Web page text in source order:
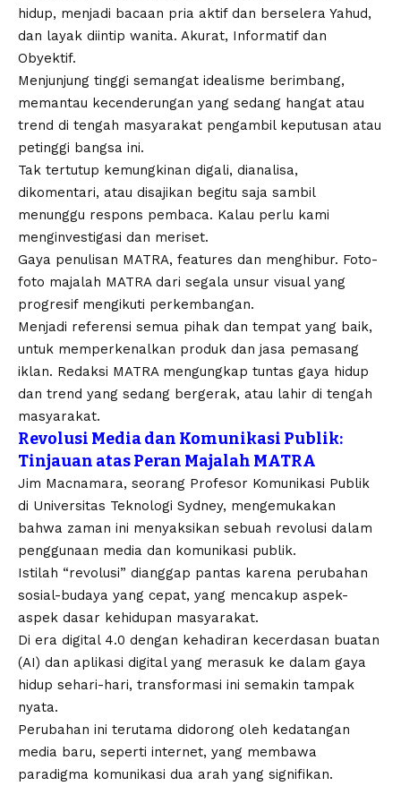
hidup, menjadi bacaan pria aktif dan berselera Yahud,
dan layak diintip wanita. Akurat, Informatif dan
Obyektif.
Menjunjung tinggi semangat idealisme berimbang,
memantau kecenderungan yang sedang hangat atau
trend di tengah masyarakat pengambil keputusan atau
petinggi bangsa ini.
Tak tertutup kemungkinan digali, dianalisa,
dikomentari, atau disajikan begitu saja sambil
menunggu respons pembaca. Kalau perlu kami
menginvestigasi dan meriset.
Gaya penulisan MATRA, features dan menghibur. Foto-
foto majalah MATRA dari segala unsur visual yang
progresif mengikuti perkembangan.
Menjadi referensi semua pihak dan tempat yang baik,
untuk memperkenalkan produk dan jasa pemasang
iklan. Redaksi MATRA mengungkap tuntas gaya hidup
dan trend yang sedang bergerak, atau lahir di tengah
masyarakat.
Revolusi Media dan Komunikasi Publik:
Tinjauan atas Peran Majalah MATRA
Jim Macnamara, seorang Profesor Komunikasi Publik
di Universitas Teknologi Sydney, mengemukakan
bahwa zaman ini menyaksikan sebuah revolusi dalam
penggunaan media dan komunikasi publik.
Istilah “revolusi” dianggap pantas karena perubahan
sosial-budaya yang cepat, yang mencakup aspek-
aspek dasar kehidupan masyarakat.
Di era digital 4.0 dengan kehadiran kecerdasan buatan
(AI) dan aplikasi digital yang merasuk ke dalam gaya
hidup sehari-hari, transformasi ini semakin tampak
nyata.
Perubahan ini terutama didorong oleh kedatangan
media baru, seperti internet, yang membawa
paradigma komunikasi dua arah yang signifikan.